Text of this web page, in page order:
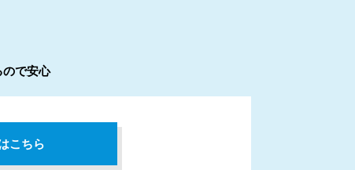
ので安心
こちら